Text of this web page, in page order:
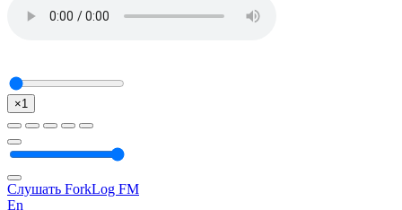
×1
Слушать ForkLog FM
En